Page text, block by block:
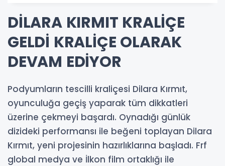
DİLARA KIRMIT KRALİÇE
GELDİ KRALİÇE OLARAK
DEVAM EDİYOR
Podyumların tescilli kraliçesi Dilara Kırmıt,
oyunculuğa geçiş yaparak tüm dikkatleri
üzerine çekmeyi başardı. Oynadığı günlük
dizideki performansı ile beğeni toplayan Dilara
Kırmıt, yeni projesinin hazırlıklarına başladı. Frf
global medya ve İlkon film ortaklığı ile